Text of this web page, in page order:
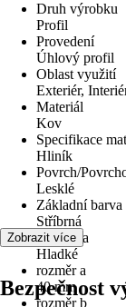
Druh výrobku
Profil
Provedení
Úhlový profil
Oblast využití
Exteriér,
Materiál
Kov
Specifikace
Hliník
Povrch/
Lesklé
Základní barva
Stříbrná
Struktura
Hladké
rozměr a
40 mm
rozměr b
Zobrazit více
Bezpečnost